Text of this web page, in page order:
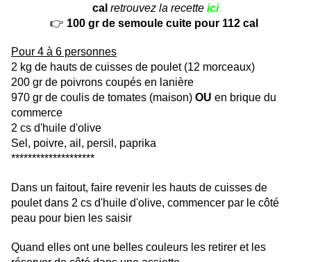
cal retrouvez la recette ici
👉 100 gr de semoule cuite pour 112 cal
Pour 4 à 6 personnes
2 kg de hauts de cuisses de poulet (12 morceaux)
200 gr de poivrons coupés en lanière
970 gr de coulis de tomates (maison) OU en brique du
commerce
2 cs d'huile d'olive
Sel, poivre, ail, persil, paprika
********************
Dans un faitout, faire revenir les hauts de cuisses de
poulet dans 2 cs d'huile d'olive, commencer par le côté
peau pour bien les saisir
Quand elles ont une belles couleurs les retirer et les